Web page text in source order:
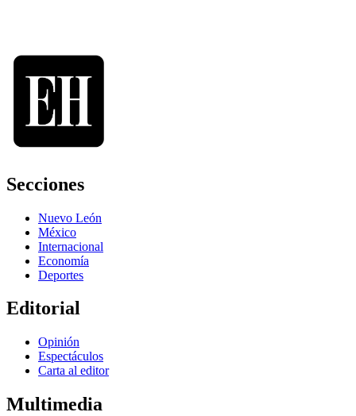
Secciones
Nuevo León
México
Internacional
Economía
Deportes
Editorial
Opinión
Espectáculos
Carta al editor
Multimedia